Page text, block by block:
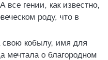
гении, как известно,
роду, что в
свою кобылу, имя для
мечтала о благородном